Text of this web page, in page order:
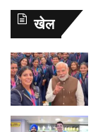
खेल